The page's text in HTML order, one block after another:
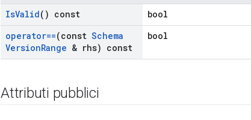
IsValid() const
bool
operator==(const Schema
VersionRange & rhs) const
bool
Attributi pubblici